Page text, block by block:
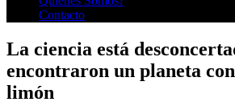
Contacto
La ciencia está
encontraron un planeta
limón